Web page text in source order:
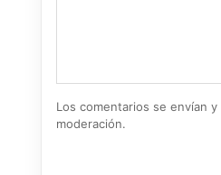
Los comentarios se envían
moderación.